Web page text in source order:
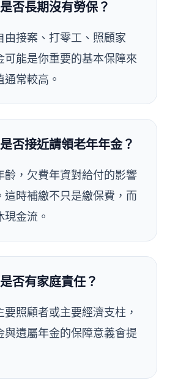
否長期沒有勞保？
由接案、打零工、照顧家
可能是你重要的基本保障來
通常較高。
否接近請領老年年金？
齡，欠費年資對給付的影響
這時補繳不只是繳保費，而
現金流。
否有家庭責任？
要照顧者或主要經濟支柱，
與遺屬年金的保障意義會提